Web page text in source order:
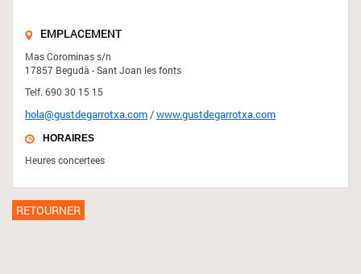
EMPLACEMENT
Mas Corominas s/n
17857 Begudà - Sant Joan les fonts
Telf. 690 30 15 15
hola@gustdegarrotxa.com/www.gustdegarrotxa.com
HORAIRES
Heures concertees
RETOURNER